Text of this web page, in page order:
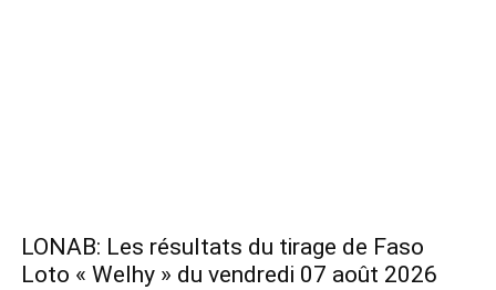
LONAB: Les résultats du tirage de Faso
Loto « Welhy » du vendredi 07 août 2026